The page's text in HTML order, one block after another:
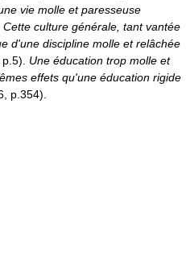
vie molle et paresseuse
Cette culture générale, tant vantée
d'une discipline molle et relâchée
Une éducation trop molle et
effets qu'une éducation rigide
p.354).